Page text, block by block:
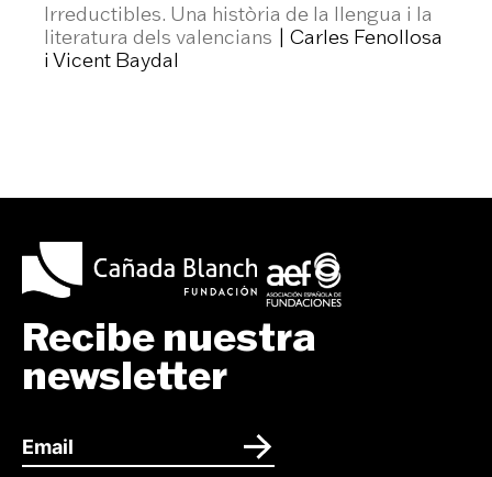
Irreductibles. Una història de la llengua i la
literatura dels valencians | Carles Fenollosa
i Vicent Baydal
Recibe nuestra
newsletter